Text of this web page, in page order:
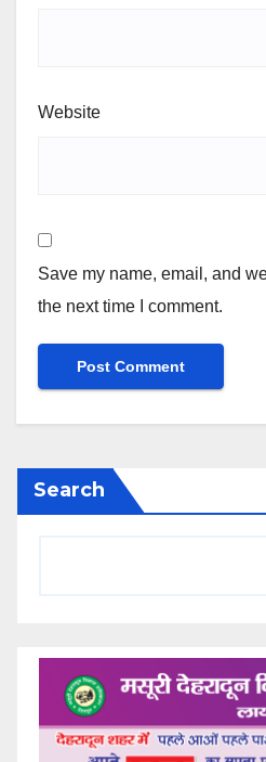
Website
Save my name, email, and
the next time I comment.
Search